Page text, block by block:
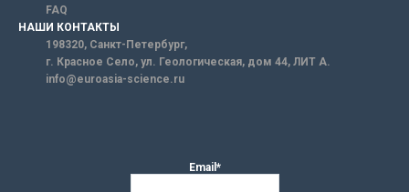
FAQ
НАШИ КОНТАКТЫ
198320, Санкт-Петербург,
г. Красное Село, ул. Геологическая, дом 44, ЛИТ А.
info@euroasia-science.ru
Email*